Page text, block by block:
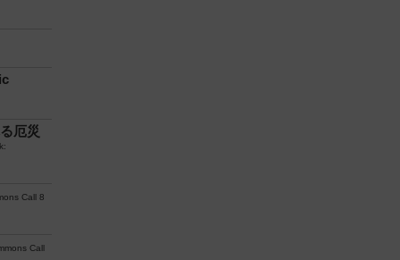
厄災
Call 8
Call